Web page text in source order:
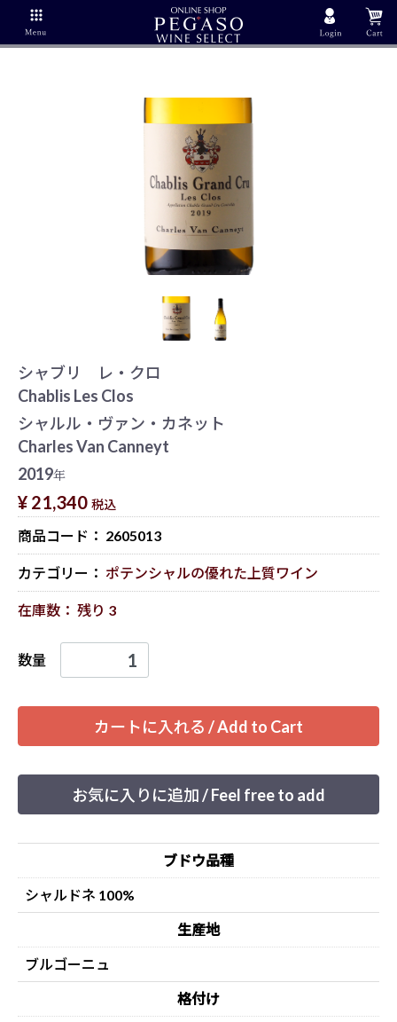
シャブリ レ・クロ
Chablis Les Clos
シャルル・ヴァン・カネット
Charles Van Canneyt
2019年
¥ 21,340 税込
商品コード： 2605013
カテゴリー： ポテンシャルの優れた上質ワイン
在庫数： 残り 3
数量
カートに入れる / Add to Cart
お気に入りに追加 / Feel free to add
ブドウ品種
シャルドネ 100%
生産地
ブルゴーニュ
格付け